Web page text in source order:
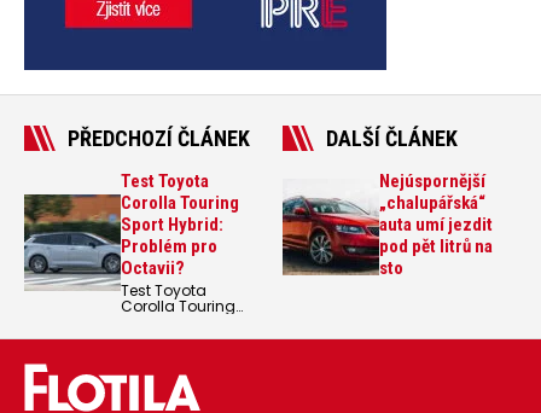
PŘEDCHOZÍ ČLÁNEK
Test Toyota
Corolla Touring
Sport Hybrid:
Problém pro
Octavii?
Test Toyota
Corolla Touring
Toyota Corolla se
pohled to není
skoro poznat
DALŠÍ ČLÁNEK
Nejúspornější
„chalupářská“
auta umí jezdit
pod pět litrů na
sto